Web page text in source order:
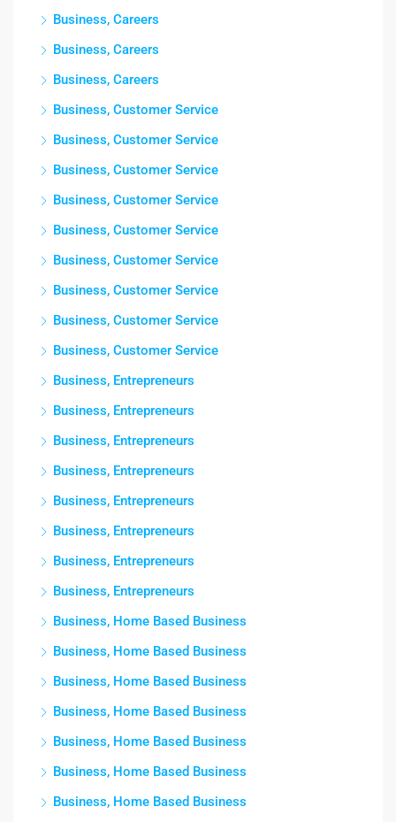
Business, Careers
Business, Careers
Business, Careers
Business, Customer Service
Business, Customer Service
Business, Customer Service
Business, Customer Service
Business, Customer Service
Business, Customer Service
Business, Customer Service
Business, Customer Service
Business, Customer Service
Business, Entrepreneurs
Business, Entrepreneurs
Business, Entrepreneurs
Business, Entrepreneurs
Business, Entrepreneurs
Business, Entrepreneurs
Business, Entrepreneurs
Business, Entrepreneurs
Business, Home Based Business
Business, Home Based Business
Business, Home Based Business
Business, Home Based Business
Business, Home Based Business
Business, Home Based Business
Business, Home Based Business